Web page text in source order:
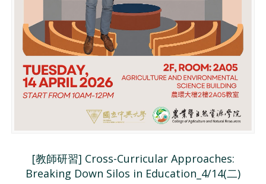
[教師研習] Cross-Curricular Approaches:
Breaking Down Silos in Education_4/14(二)